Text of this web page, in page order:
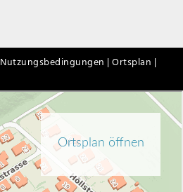
Nutzungsbedingungen |Ortsplan |